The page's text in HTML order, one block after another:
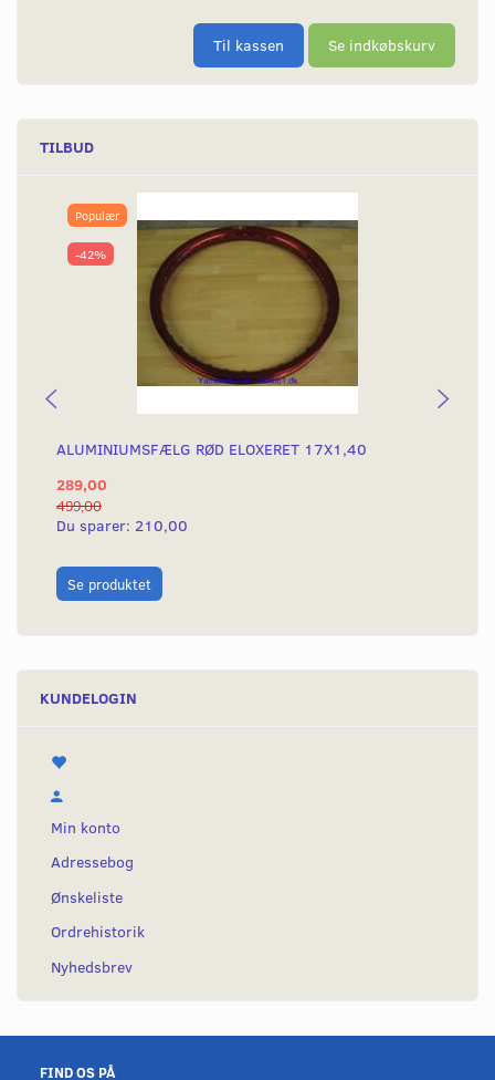
Til kassen Se indkøbskurv
TILBUD
Populær
-42%
ALUMINIUMSFÆLG RØD ELOXERET 17X1,40
289,00
499,00
Du sparer: 210,00
Se produktet
KUNDELOGIN
Min konto
Adressebog
Ønskeliste
Ordrehistorik
Nyhedsbrev
FIND OS PÅ